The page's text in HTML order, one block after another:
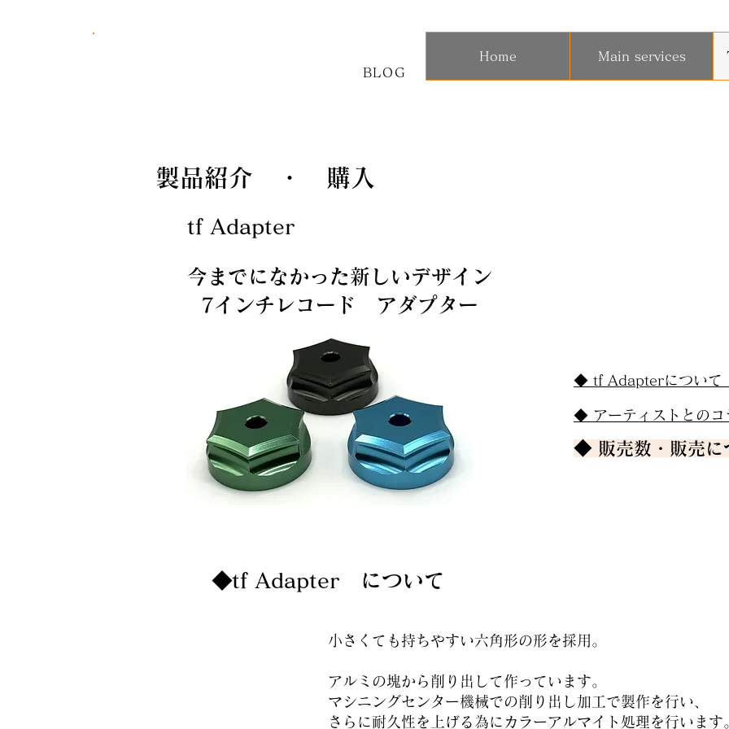
BLOG
Home Main services
製品紹介 ・ 購入
tf Adapter
​今までになかった新しいデザイン
7インチレコード アダプター
◆ tf Adapterについて
◆ アーティストとの
◆ 販売数・販売
◆tf Adapter について
小さくても持ちやすい六角形の形を採用。
アルミの塊から削り出して作っています。
​マシニングセンター機械での削り出し加工で製作を行い、
さらに耐久性を上げる為にカラーアルマイト処理を行います